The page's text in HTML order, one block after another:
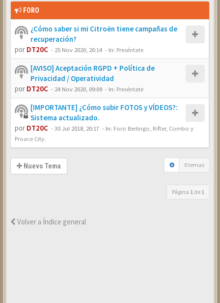
FORO
¿Cómo saber si mi Citroën tiene campañas de
recuperación?
por DT20C - 25 Nov 2020, 20:14 - In: Preséntate
[AVISO] Aceptación RGPD + Política de
Privacidad / Operatividad
por DT20C - 24 Nov 2020, 09:09 - In: Preséntate
[IMPORTANTE] ¿Cómo subir FOTOS y VÍDEOS?:
Sistema actualizado.
por DT20C -30 Jul 2018, 20:17 - In: Foro Berlingo, Rifter, Combo y
Proace City.
Nuevo Tema 0 temas
Página 1 de 1
Volver a Índice general